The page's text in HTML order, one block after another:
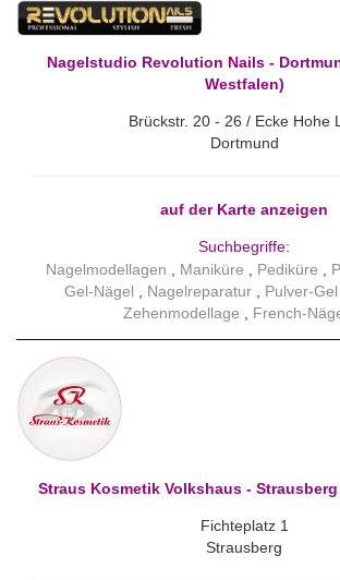
Nagelstudio Revolution Nails -
Westfalen)
Brückstr. 20 - 26 / Ecke Hohe
Dortmund
auf der Karte anzeigen
Suchbegriffe:
Nagelmodellagen
Maniküre Pediküre
Gel-Nägel
Nagelreparatur Pulver-Gel
Zehenmodellage
French-
Straus Kosmetik Volkshaus -
Fichteplatz 1
Strausberg